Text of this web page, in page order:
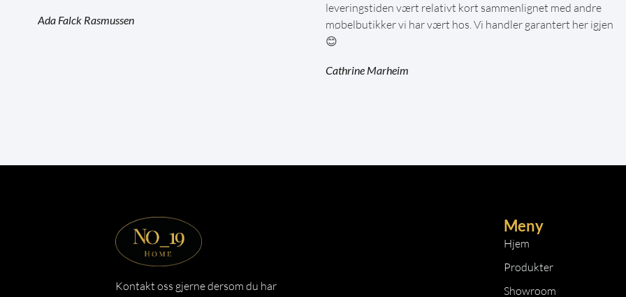
Ada Falck Rasmussen
leveringstiden vært relativt kort sammenlignet med andre
møbelbutikker vi har vært hos. Vi handler garantert her igjen
😊
Cathrine Marheim
Kontakt oss gjerne dersom du har
Meny
Hjem
Produkter
Showroom